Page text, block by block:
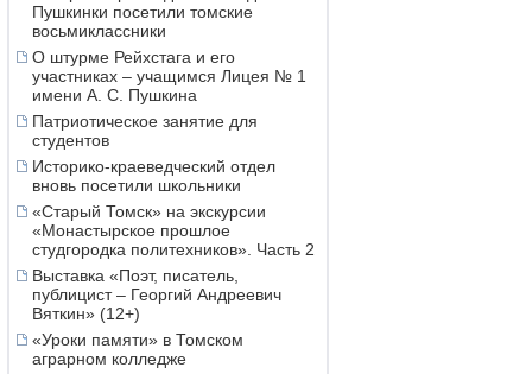
Пушкинки посетили томские
восьмиклассники
О штурме Рейхстага и его
участниках – учащимся Лицея № 1
имени А. С. Пушкина
Патриотическое занятие для
студентов
Историко-краеведческий отдел
вновь посетили школьники
«Старый Томск» на экскурсии
«Монастырское прошлое
студгородка политехников». Часть 2
Выставка «Поэт, писатель,
публицист – Георгий Андреевич
Вяткин» (12+)
«Уроки памяти» в Томском
аграрном колледже